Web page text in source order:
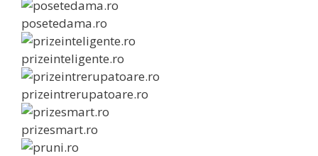
posetedama.ro
prizeinteligente.ro
prizeintrerupatoare.ro
prizesmart.ro